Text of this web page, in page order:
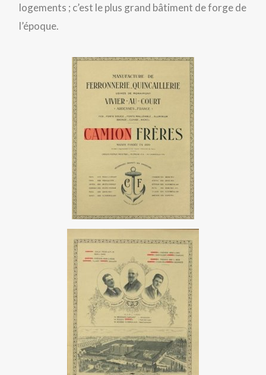
logements ; c’est le plus grand bâtiment de forge de
l’époque.